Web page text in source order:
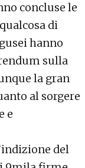
concluse le
di
hanno
sulla
la gran
al sorgere
e
del